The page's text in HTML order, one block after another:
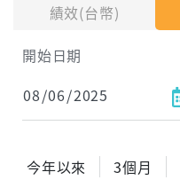
績效(台幣)
開始日期
今年以來 3個月
試算區間
1年